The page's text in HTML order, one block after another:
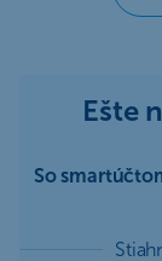
Ešte
So